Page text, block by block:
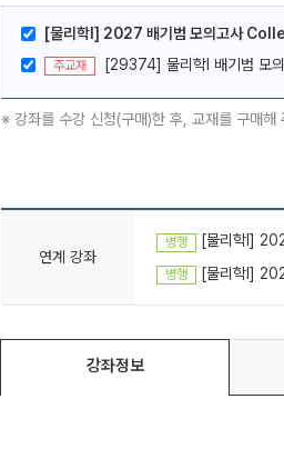
메가
[물리학I] 2027 배기범 모의고사
주교재 [29374] 물리학I 배기범 모
※ 강좌를 수강 신청(구매)한 후, 교재를 구매해
연계 강좌
병행 [물리학I]
병행 [물리학I]
강좌정보